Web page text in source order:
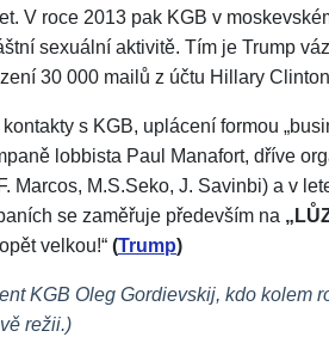
V roce 2013 pak KGB v
sexuální aktivitě. Tím je Trump
30 000 mailů z účtu Hillary
s KGB, uplácení formou
lobbista Paul Manafort, dříve
Marcos, M.S.Seko, J. Savinbi) a v
se zaměřuje především na
velkou!“ (Trump)
KGB Oleg Gordievskij, kdo kolem
režii.)